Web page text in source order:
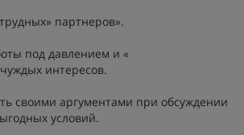
партнеров».
под давлением и «
интересов.
аргументами при обсуждении
условий.